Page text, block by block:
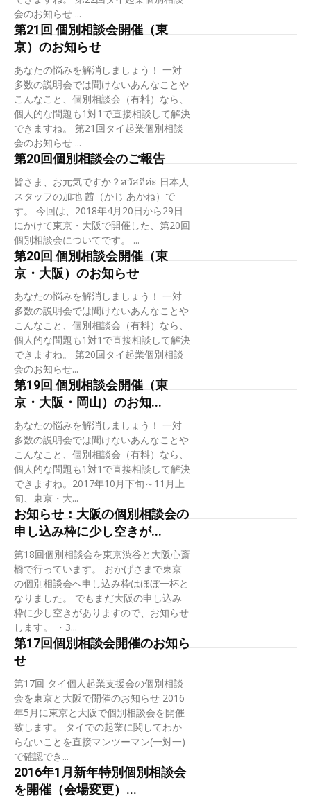
会のお知らせ ...
第21回 個別相談会開催（東
京）のお知らせ
あなたの悩みを解消しましょう！ 一対
多数の説明会では聞けないあんなことや
こんなこと、個別相談会（有料）なら、
個人的な問題も1対1で直接相談して解決
できますね。 第21回タイ起業個別相談
会のお知らせ ...
第20回個別相談会のご報告
皆さま、お元気ですか？สวัสดีค่ะ 日本人
スタッフの加地 茜（かじ あかね）で
す。 今回は、2018年4月20日から29日
にかけて東京・大阪で開催した、第20回
個別相談会についてです。 ...
第20回 個別相談会開催（東
京・大阪）のお知らせ
あなたの悩みを解消しましょう！ 一対
多数の説明会では聞けないあんなことや
こんなこと、個別相談会（有料）なら、
個人的な問題も1対1で直接相談して解決
できますね。 第20回タイ起業個別相談
会のお知らせ...
第19回 個別相談会開催（東
京・大阪・岡山）のお知...
あなたの悩みを解消しましょう！ 一対
多数の説明会では聞けないあんなことや
こんなこと、個別相談会（有料）なら、
個人的な問題も1対1で直接相談して解決
できますね。2017年10月下旬～11月上
旬、東京・大...
お知らせ：大阪の個別相談会の
申し込み枠に少し空きが...
第18回個別相談会を東京渋谷と大阪心斎
橋で行っています。 おかげさまで東京
の個別相談会へ申し込み枠はほぼ一杯と
なりました。 でもまだ大阪の申し込み
枠に少し空きがありますので、お知らせ
します。 ・3...
第17回個別相談会開催のお知ら
せ
第17回 タイ個人起業支援会の個別相談
会を東京と大阪で開催のお知らせ 2016
年5月に東京と大阪で個別相談会を開催
致します。 タイでの起業に関してわか
らないことを直接マンツーマン(一対一)
で確認でき...
2016年1月新年特別個別相談会
を開催（会場変更）...